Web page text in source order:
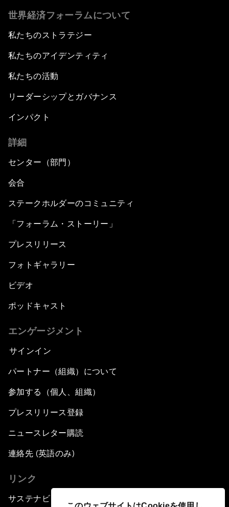
世界経済フォーラムについて
私たちのストラテジー
私たちのアイデンティティ
私たちの活動
リーダーシップとガバナンス
インパクト
詳細
センター（部門）
会合
ステークホルダーのコミュニティ
「フォーラム・ストーリー」
プレスリリース
フォトギャラリー
ビデオ
ポッドキャスト
エンゲージメント
サインイン
パートナー（組織）について
参加する（個人、組織）
プレスリリース登録
ニュースレター購読
連絡先 (英語のみ)
リンク
サステナビリティへの取り組み